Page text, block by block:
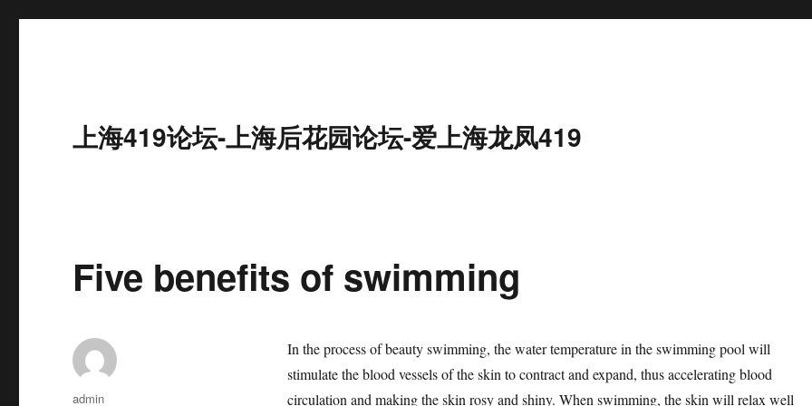
上海419论坛-上海后花园论坛-爱上海龙凤419
Five benefits of swimming
In the process of beauty swimming, the water temperature in the swimming pool will
stimulate the blood vessels of the skin to contract and expand, thus accelerating blood
circulation and making the skin rosy and shiny. When swimming, the skin will relax well
作
admin